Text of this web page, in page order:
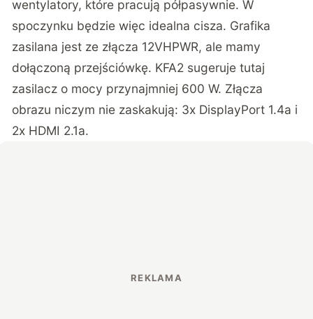
wentylatory, które pracują półpasywnie. W
spoczynku będzie więc idealna cisza. Grafika
zasilana jest ze złącza 12VHPWR, ale mamy
dołączoną przejściówkę. KFA2 sugeruje tutaj
zasilacz o mocy przynajmniej 600 W. Złącza
obrazu niczym nie zaskakują: 3x DisplayPort 1.4a i
2x HDMI 2.1a.